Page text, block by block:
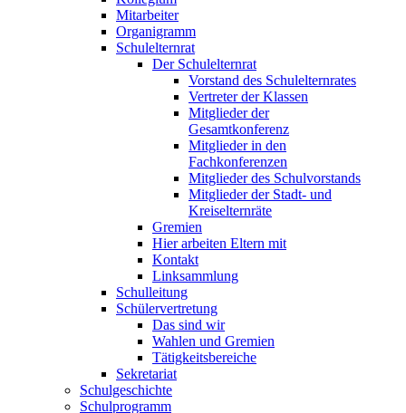
Mitarbeiter
Organigramm
Schulelternrat
Der Schulelternrat
Vorstand des Schulelternrates
Vertreter der Klassen
Mitglieder der
Gesamtkonferenz
Mitglieder in den
Fachkonferenzen
Mitglieder des Schulvorstands
Mitglieder der Stadt- und
Kreiselternräte
Gremien
Hier arbeiten Eltern mit
Kontakt
Linksammlung
Schulleitung
Schülervertretung
Das sind wir
Wahlen und Gremien
Tätigkeitsbereiche
Sekretariat
Schulgeschichte
Schulprogramm